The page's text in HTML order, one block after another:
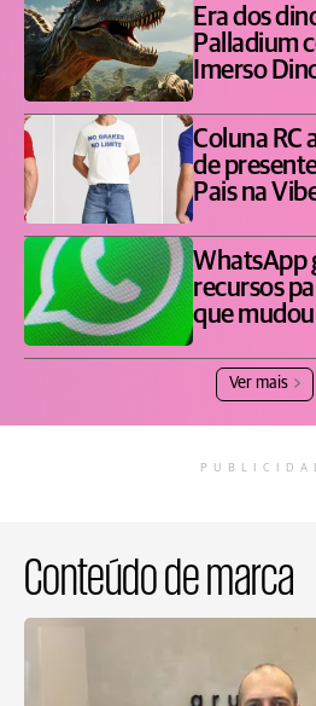
Era dos
Palladium
Imerso
Coluna RC
de
Pais na
WhatsApp
recursos
que mudou
Ver mais
Conteúdo de marca